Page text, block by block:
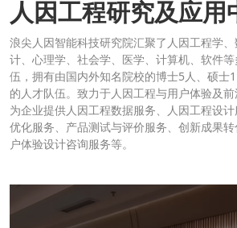
人因工程研究及应用
浪尖人因智能科技研究院汇聚了人因工程学
计、心理学、社会学、医学、计算机、软件
伍，拥有由国内外知名院校的博士5人、硕士
的人才队伍。致力于人因工程与用户体验及前
为企业提供人因工程数据服务、人因工程设
优化服务、产品测试与评价服务、创新成果
户体验设计咨询服务等。